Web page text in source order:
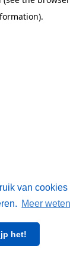
van cookies
Meer weten
het!
.